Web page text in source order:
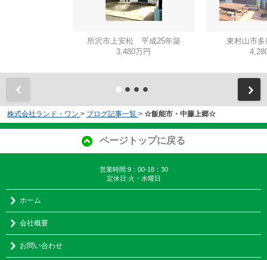
所沢市上安松 平成25年築
3,480万円
東村山市
株式会社ランド・ワン > ブログ記事一覧 > ☆飯能市・中藤上郷☆
ページトップに戻る
営業時間:9：00-18：30
定休日:火・水曜日
ホーム
会社概要
お問い合わせ